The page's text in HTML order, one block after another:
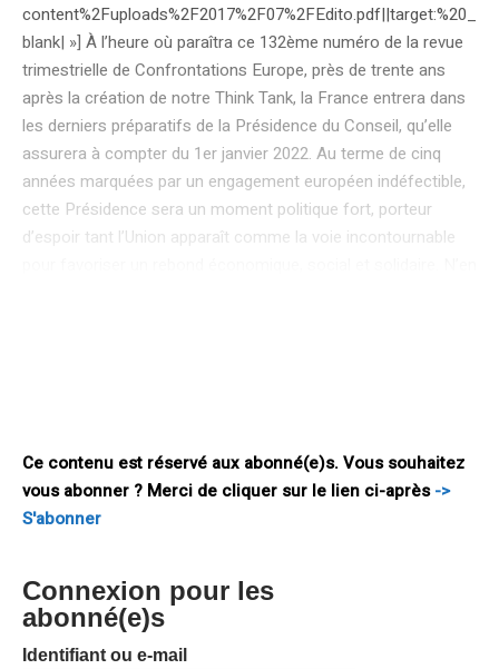
content%2Fuploads%2F2017%2F07%2FEdito.pdf||target:%20_
blank| »] À l’heure où paraîtra ce 132ème numéro de la revue
trimestrielle de Confrontations Europe, près de trente ans
après la création de notre Think Tank, la France entrera dans
les derniers préparatifs de la Présidence du Conseil, qu’elle
assurera à compter du 1er janvier 2022. Au terme de cinq
années marquées par un engagement européen indéfectible,
cette Présidence sera un moment politique fort, porteur
d’espoir tant l’Union apparaît comme la voie incontournable
Ce contenu est réservé aux abonné(e)s. Vous souhaitez
vous abonner ? Merci de cliquer sur le lien ci-après->
S'abonner
Connexion pour les
abonné(e)s
Identifiant ou e-mail